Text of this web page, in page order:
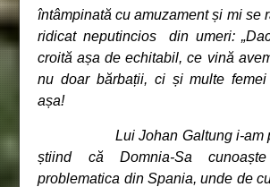
întâmpinată cu amuzament și mi se
ridicat neputincios din umeri: „
croită așa de echitabil, ce vină
nu doar bărbații, ci și multe femei
așa!
Lui Johan Galtung i-am
știind că Domnia-Sa
problematica din Spania, unde de